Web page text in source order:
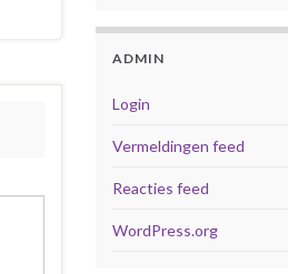
ADMIN
Login
Vermeldingen feed
Reacties feed
WordPress.org